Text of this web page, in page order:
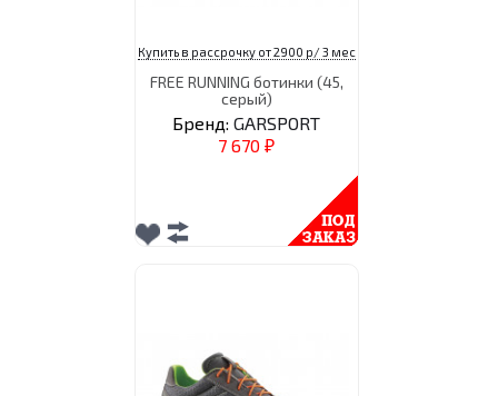
Купить в рассрочку от 2900 р/ 3 мес
FREE RUNNING ботинки (45,
серый)
Бренд: GARSPORT
7 670 ₽